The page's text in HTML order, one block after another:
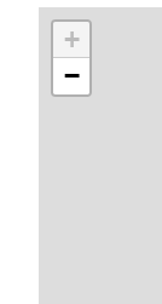
+
−